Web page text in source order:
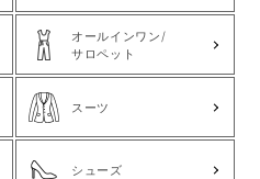
オールインワン/
サロペット
スーツ
シューズ